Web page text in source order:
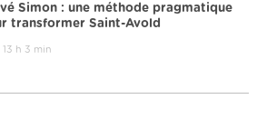
Simon : une méthode pragmatique
transformer Saint-Avold
13 h 3 min